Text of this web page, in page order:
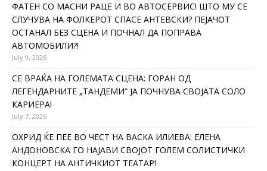
ФАТЕН СО МАСНИ РАЦЕ И ВО АВТОСЕРВИС! ШТО МУ СЕ
СЛУЧУВА НА ФОЛКЕРОТ СПАСЕ АНТЕВСКИ? ПЕЈАЧОТ
ОСТАНАЛ БЕЗ СЦЕНА И ПОЧНАЛ ДА ПОПРАВА
АВТОМОБИЛИ?!
July 9, 2026
СЕ ВРАЌА НА ГОЛЕМАТА СЦЕНА: ГОРАН ОД
ЛЕГЕНДАРНИТЕ „ТАНДЕМИ“ ЈА ПОЧНУВА СВОЈАТА СОЛО
КАРИЕРА!
July 7, 2026
ОХРИД ЌЕ ПЕЕ ВО ЧЕСТ НА ВАСКА ИЛИЕВА: ЕЛЕНА
АНДОНОВСКА ГО НАЈАВИ СВОЈОТ ГОЛЕМ СОЛИСТИЧКИ
КОНЦЕРТ НА АНТИЧКИОТ ТЕАТАР!